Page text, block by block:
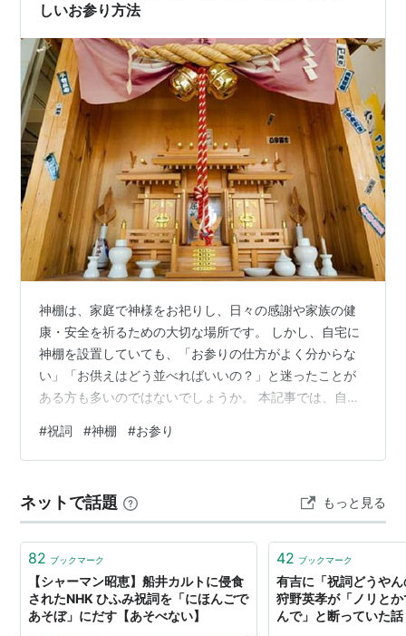
しいお参り方法
神棚は、家庭で神様をお祀りし、日々の感謝や家族の健
康・安全を祈るための大切な場所です。 しかし、自宅に
神棚を設置していても、「お参りの仕方がよく分からな
い」「お供えはどう並べればいいの？」と迷ったことが
ある方も多いのではないでしょうか。 本記事では、自宅
拝み方について分かりやすく解説します。 神棚を身近に
感じながら、日々のお参りに役立ててください。 ***目次
（祝詞の種類） 神棚で祝詞を唱える前のお供え物の並べ
方は？ （一般的な並べ方） （自宅の神棚で祝詞を唱える
ときは） 神棚の拝み方はどう…
#祝詞 #神棚 #お参り
ネットで話題 もっと見る
82 ブックマーク
【シャーマン昭恵】船井カルトに侵食
されたNHK ひふみ祝詞を「にほんごで
あそぼ」にだす【あそべない】
42 ブックマーク
有吉に「祝詞どうや
狩野英孝が「ノリと
んで」と断っていた話